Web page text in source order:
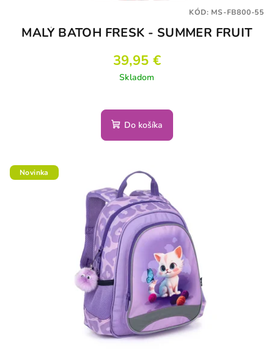
MALÝ BATOH FRESK - SUMMER FRUIT
39,95 €
Skladom
Do košíka
KÓD: MS-FB800-55
Novinka